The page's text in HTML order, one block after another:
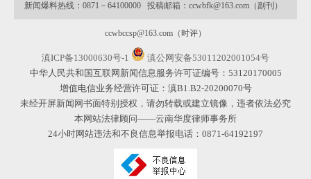
新闻爆料热线：0871－64100000 投稿邮箱：ccwbfk@163.com（副刊）
ccwbccsp@163.com（时评）
滇ICP备13000630号-1
滇公网安备53011202001054号
中华人民共和国互联网新闻信息服务许可证编号：53120170005
增值电信业务经营许可证：滇B1.B2-20200070号
未经开屏新闻网书面特别授权，请勿转载或建立镜像，违者依法必究
本网站法律顾问——云南华度律师事务所
24小时网站违法和不良信息举报电话：0871-64192197